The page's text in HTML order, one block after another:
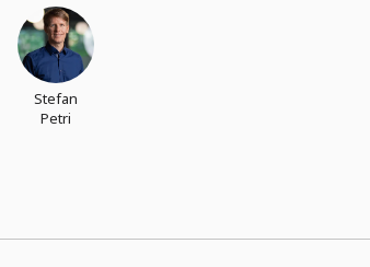
Stefan
Petri